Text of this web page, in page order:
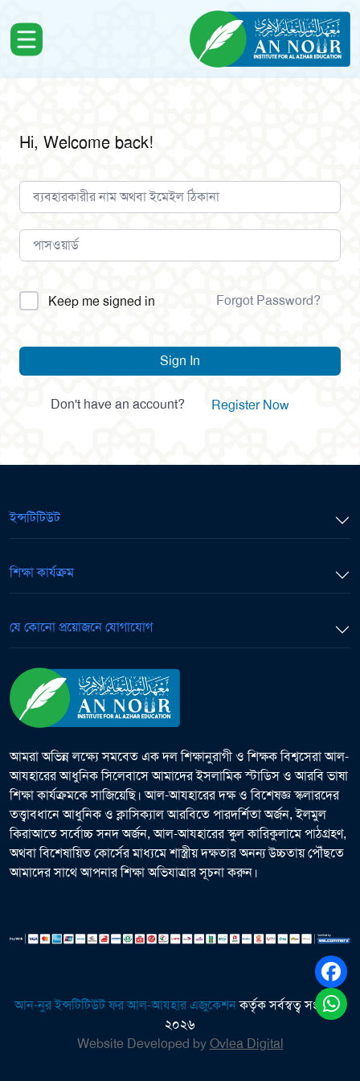
Hi, Welcome back!
Alternative:
Keep me signed in Forgot Password?
Sign In
Don't have an account? Register Now
ইন্সটিটিউট
শিক্ষা কার্যক্রম
যে কোনো প্রয়োজনে যোগাযোগ
আমরা অভিন্ন লক্ষ্যে সমবেত এক দল শিক্ষানুরাগী ও শিক্ষক বিশ্বসেরা আল-
আযহারের আধুনিক সিলেবাসে আমাদের ইসলামিক স্টাডিস ও আরবি ভাষা
শিক্ষা কার্যক্রমকে সাজিয়েছি। আল-আযহারের দক্ষ ও বিশেষজ্ঞ স্কলারদের
তত্ত্বাবধানে আধুনিক ও ক্লাসিক্যাল আরবিতে পারদর্শিতা অর্জন, ইলমুল
কিরাআতে সর্বোচ্চ সনদ অর্জন, আল-আযহারের স্কুল কারিকুলামে পাঠগ্রহণ,
অথবা বিশেষায়িত কোর্সের মাধ্যমে শাস্ত্রীয় দক্ষতার অনন্য উচ্চতায় পৌঁছতে
আমাদের সাথে আপনার শিক্ষা অভিযাত্রার সূচনা করুন।
আন-নুর ইন্সটিটিউট ফর আল-আযহার এজুকেশনকর্তৃক সর্বস্বত্ব সংরক্ষিত
২০২৬
Website Developed byOvlea Digital